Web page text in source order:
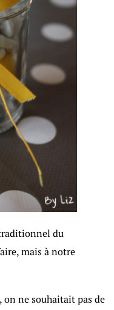
du
mais à notre
on ne souhaitait pas de